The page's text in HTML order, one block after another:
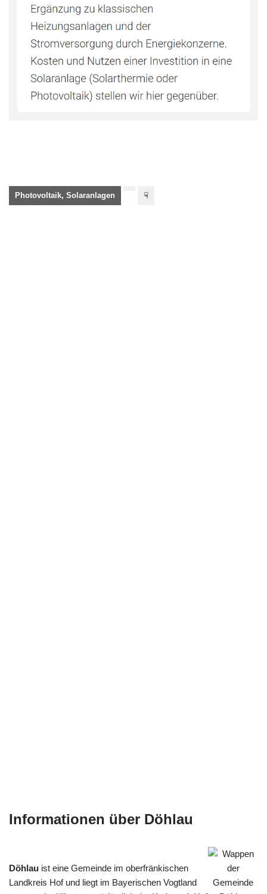
Photovoltaik, Solaranlagen ☟
Informationen über Döhlau
Döhlau ist eine Gemeinde im oberfränkischen
Landkreis Hof und liegt im Bayerischen Vogtland